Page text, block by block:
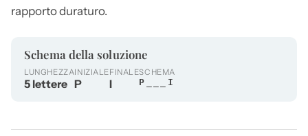
rapporto duraturo.
Schema della soluzione
LUNGHEZZA
5 lettere
INIZIALE
P
FINALE
I
SCHEMA
P___I